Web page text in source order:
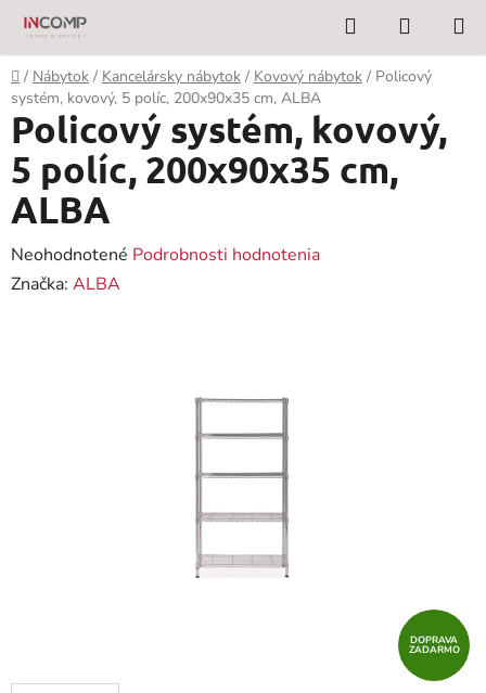
Prejsť
obsah
Hľadať
KOŠÍK
Domov
/ Nábytok / Kancelársky nábytok / Kovový nábytok / Policový
systém, kovový, 5 políc, 200x90x35 cm, ALBA
Policový systém, kovový,
5 políc, 200x90x35 cm,
ALBA
Priemerné
hodnotenie
Neohodnotené Podrobnosti hodnotenia
Značka: ALBA
DOPRAVA
ZADARMO